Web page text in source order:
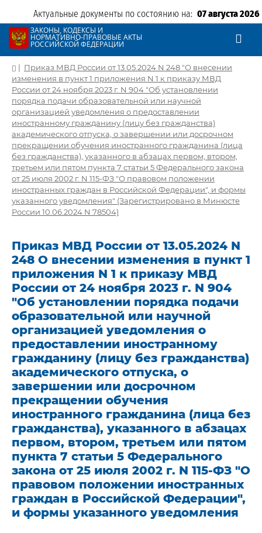
Актуальные документы по состоянию на: 07 августа 2026
ЗАКОНЫ, КОДЕКСЫ И
НОРМАТИВНО-ПРАВОВЫЕ АКТЫ
РОССИЙСКОЙ ФЕДЕРАЦИИ
| Приказ МВД России от 13.05.2024 N 248 "О внесении
изменения в пункт 1 приложения N 1 к приказу МВД
России от 24 ноября 2023 г. N 904 "Об установлении
порядка подачи образовательной или научной
организацией уведомления о предоставлении
иностранному гражданину (лицу без гражданства)
академического отпуска, о завершении или досрочном
прекращении обучения иностранного гражданина (лица
без гражданства), указанного в абзацах первом, втором,
третьем или пятом пункта 7 статьи 5 Федерального закона
от 25 июля 2002 г. N 115-ФЗ "О правовом положении
иностранных граждан в Российской Федерации", и формы
указанного уведомления" (Зарегистрировано в Минюсте
России 10.06.2024 N 78504)
Приказ МВД России от 13.05.2024 N
248 О внесении изменения в пункт 1
приложения N 1 к приказу МВД
России от 24 ноября 2023 г. N 904
"Об установлении порядка подачи
образовательной или научной
организацией уведомления о
предоставлении иностранному
гражданину (лицу без гражданства)
академического отпуска, о
завершении или досрочном
прекращении обучения
иностранного гражданина (лица без
гражданства), указанного в абзацах
первом, втором, третьем или пятом
пункта 7 статьи 5 Федерального
закона от 25 июля 2002 г. N 115-ФЗ "О
правовом положении иностранных
граждан в Российской Федерации",
и формы указанного уведомления